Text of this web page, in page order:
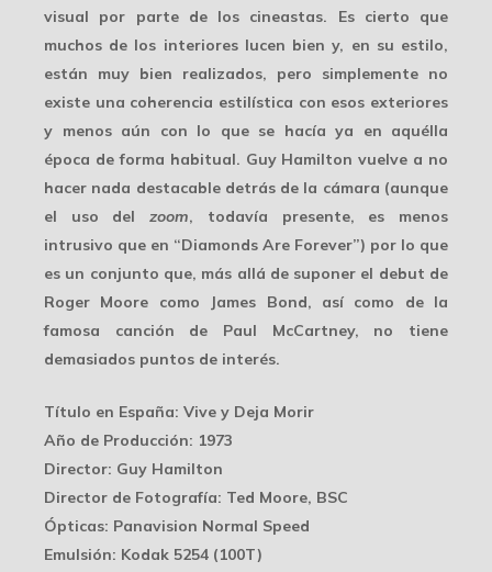
visual por parte de los cineastas. Es cierto que
muchos de los interiores lucen bien y, en su estilo,
están muy bien realizados, pero simplemente no
existe una coherencia estilística con esos exteriores
y menos aún con lo que se hacía ya en aquélla
época de forma habitual. Guy Hamilton vuelve a no
hacer nada destacable detrás de la cámara (aunque
el uso delzoom, todavía presente, es menos
intrusivo que en “Diamonds Are Forever”) por lo que
es un conjunto que, más allá de suponer el debut de
Roger Moore como James Bond, así como de la
famosa canción de Paul McCartney, no tiene
demasiados puntos de interés.
Título en España: Vive y Deja Morir
Año de Producción: 1973
Director: Guy Hamilton
Director de Fotografía: Ted Moore, BSC
Ópticas: Panavision Normal Speed
Emulsión: Kodak 5254 (100T)